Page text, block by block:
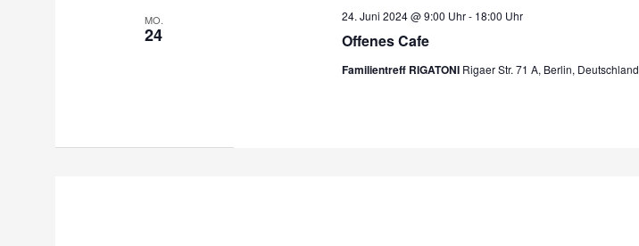
MO.
24 Offenes Cafe
24. Juni 2024 @ 9:00 Uhr- 18:00 Uhr
Familientreff RIGATONI Rigaer Str. 71 A, Berlin, Deutschland